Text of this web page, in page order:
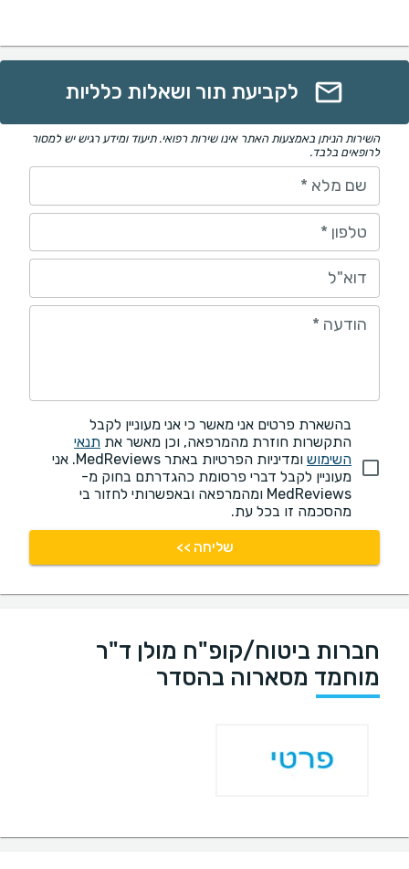
לקביעת תור ושאלות כלליות
השירות הניתן באמצעות האתר אינו שירות רפואי. תיעוד ומידע רגיש יש למסור
לרופאים בלבד.
שם מלא *
טלפון *
דוא"ל
הודעה *
בהשארת פרטים אני מאשר כי אני מעוניין לקבל
התקשרות חוזרת מהמרפאה, וכן מאשר את תנאי
השימוש
ומדיניות הפרטיות באתר MedReviews. אני
מעוניין לקבל דברי פרסומת כהגדרתם בחוק מ-
MedReviews ומהמרפאה ובאפשרותי לחזור בי
מהסכמה זו בכל עת.
שליחה >>
חברות ביטוח/קופ"ח מולן ד"ר
מוחמד מסארוה בהסדר